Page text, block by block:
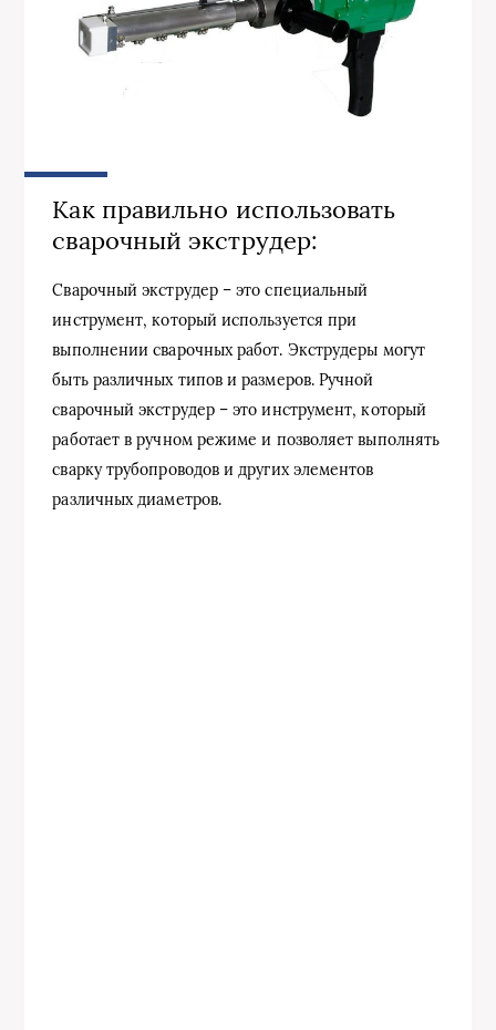
Как правильно использовать
сварочный экструдер:
Сварочный экструдер – это специальный
инструмент, который используется при
выполнении сварочных работ. Экструдеры могут
быть различных типов и размеров. Ручной
сварочный экструдер – это инструмент, который
работает в ручном режиме и позволяет выполнять
сварку трубопроводов и других элементов
различных диаметров.